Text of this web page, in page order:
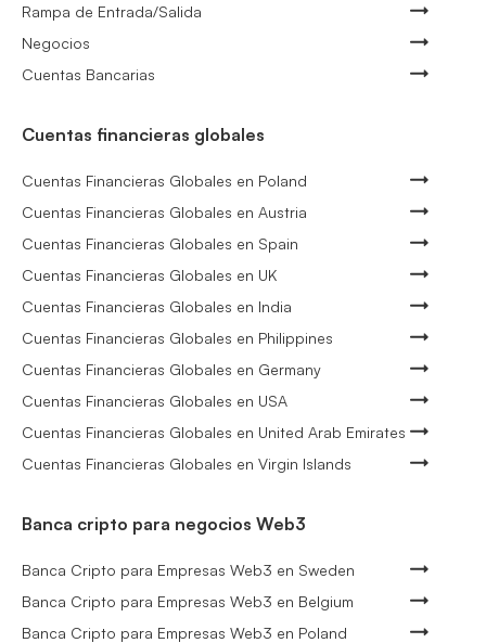
Rampa de Entrada/Salida
Negocios
Cuentas Bancarias
Cuentas financieras globales
Cuentas Financieras Globales en Poland
Cuentas Financieras Globales en Austria
Cuentas Financieras Globales en Spain
Cuentas Financieras Globales en UK
Cuentas Financieras Globales en India
Cuentas Financieras Globales en Philippines
Cuentas Financieras Globales en Germany
Cuentas Financieras Globales en USA
Cuentas Financieras Globales en United Arab Emirates
Cuentas Financieras Globales en Virgin Islands
Banca cripto para negocios Web3
Banca Cripto para Empresas Web3 en Sweden
Banca Cripto para Empresas Web3 en Belgium
Banca Cripto para Empresas Web3 en Poland